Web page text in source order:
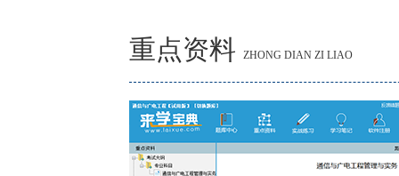
重点资料 ZHONG DIAN ZI LIAO